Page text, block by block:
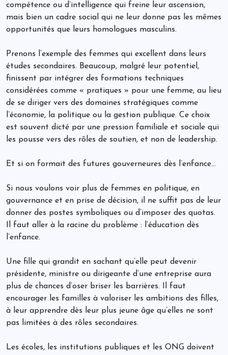
compétence ou d’intelligence qui freine leur ascension,
mais bien un cadre social qui ne leur donne pas les mêmes
opportunités que leurs homologues masculins.
Prenons l’exemple des femmes qui excellent dans leurs
études secondaires. Beaucoup, malgré leur potentiel,
finissent par intégrer des formations techniques
considérées comme « pratiques » pour une femme, au lieu
de se diriger vers des domaines stratégiques comme
l’économie, la politique ou la gestion publique. Ce choix
est souvent dicté par une pression familiale et sociale qui
les pousse vers des rôles de soutien, et non de leadership.
Et si on formait des futures gouverneures dès l’enfance...
Si nous voulons voir plus de femmes en politique, en
gouvernance et en prise de décision, il ne suffit pas de leur
donner des postes symboliques ou d’imposer des quotas.
Il faut aller à la racine du problème : l’éducation dès
l’enfance.
Une fille qui grandit en sachant qu’elle peut devenir
présidente, ministre ou dirigeante d’une entreprise aura
plus de chances d’oser briser les barrières. Il faut
encourager les familles à valoriser les ambitions des filles,
à leur apprendre dès leur plus jeune âge qu’elles ne sont
pas limitées à des rôles secondaires.
Les écoles, les institutions publiques et les ONG doivent